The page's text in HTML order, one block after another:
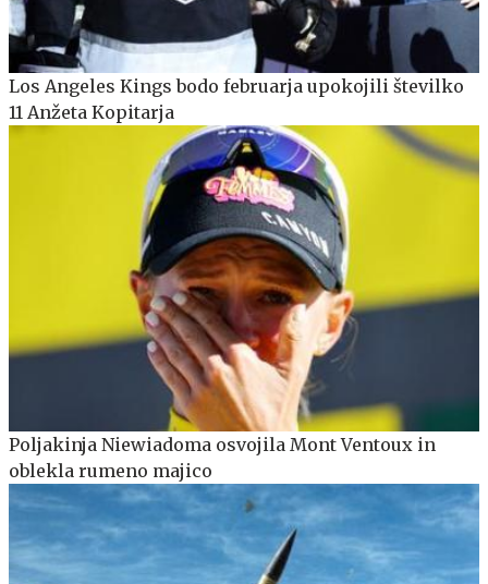
Los Angeles Kings bodo februarja upokojili številko
11 Anžeta Kopitarja
Poljakinja Niewiadoma osvojila Mont Ventoux in
oblekla rumeno majico